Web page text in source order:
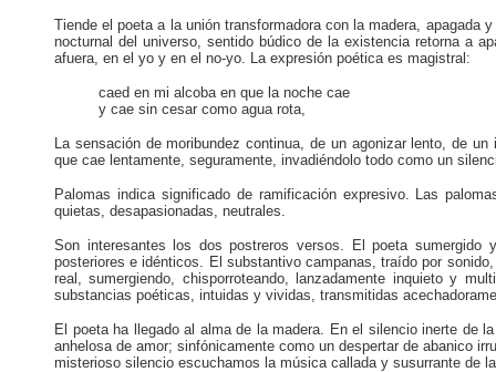
Tiende el poeta a la unión transformadora con la madera,
nocturnal del universo, sentido búdico de la existencia retorna a
afuera, en el yo y en el no-yo. La expresión poética es magistral:
caed en mi alcoba en que la noche cae
y cae sin cesar como agua rota,
La sensación de moribundez continua, de un agonizar lento, de
que cae lentamente, seguramente, invadiéndolo todo como un
Palomas indica significado de ramificación expresivo. Las
quietas, desapasionadas, neutrales.
Son interesantes los dos postreros versos. El poeta
posteriores e idénticos. El substantivo campanas, traído por
real, sumergiendo, chisporroteando, lanzadamente inquieto y
substancias poéticas, intuidas y vividas, transmitidas
El poeta ha llegado al alma de la madera. En el silencio inerte de
anhelosa de amor; sinfónicamente como un despertar de abanico
misterioso silencio escuchamos la música callada y susurrante de